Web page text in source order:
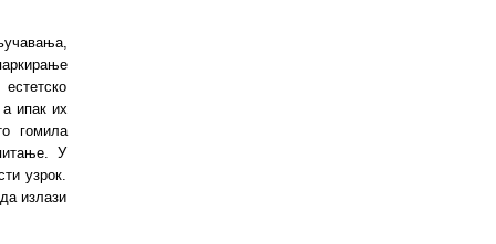
ипак их
гомила
У
узрок.
излази